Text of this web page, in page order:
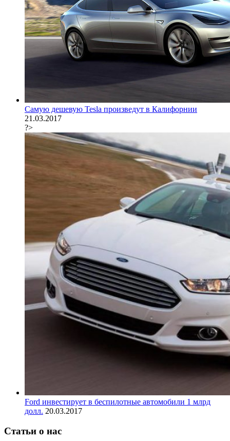
Самую дешевую Tesla произведут в Калифорнии
21.03.2017
?>
Ford инвестирует в беспилотные автомобили 1 млрд
долл. 20.03.2017
Статьи о нас